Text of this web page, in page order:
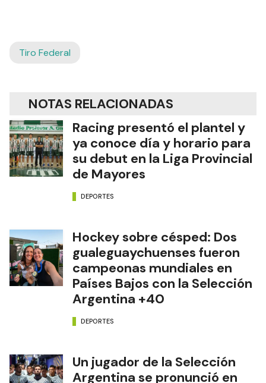
Tiro Federal
NOTAS RELACIONADAS
Racing presentó el plantel y
ya conoce día y horario para
su debut en la Liga Provincial
de Mayores
DEPORTES
Hockey sobre césped: Dos
gualeguaychuenses fueron
campeonas mundiales en
Países Bajos con la Selección
Argentina +40
DEPORTES
Un jugador de la Selección
Argentina se pronunció en